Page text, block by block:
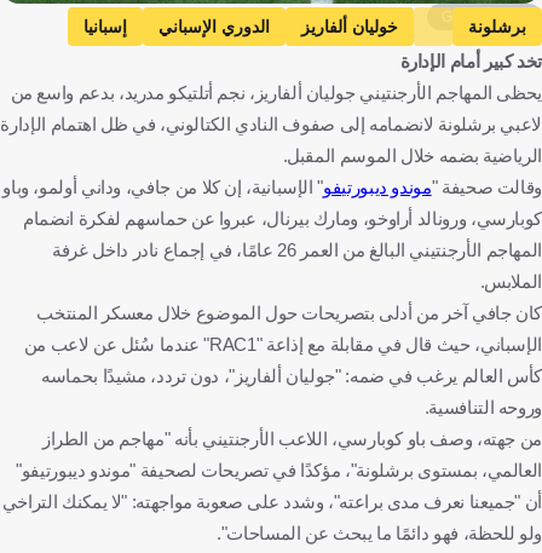
Getty Images
برشلونة خوليان ألفاريز الدوري الإسباني
إسبانيا
الأرجنتين
كرة قدم
تخد كبير أمام الإدارة
يحظى المهاجم الأرجنتيني جوليان ألفاريز، نجم أتلتيكو مدريد، بدعم واسع من
لاعبي برشلونة لانضمامه إلى صفوف النادي الكتالوني، في ظل اهتمام الإدارة
الرياضية بضمه خلال الموسم المقبل.
وقالت صحيفة "موندو ديبورتيفو" الإسبانية، إن كلا من جافي، وداني أولمو، وباو
كوبارسي، ورونالد أراوخو، ومارك بيرنال، عبروا عن حماسهم لفكرة انضمام
المهاجم الأرجنتيني البالغ من العمر 26 عامًا، في إجماع نادر داخل غرفة
الملابس.
كان جافي آخر من أدلى بتصريحات حول الموضوع خلال معسكر المنتخب
الإسباني، حيث قال في مقابلة مع إذاعة "RAC1" عندما سُئل عن لاعب من
كأس العالم يرغب في ضمه: "جوليان ألفاريز"، دون تردد، مشيدًا بحماسه
وروحه التنافسية.
من جهته، وصف باو كوبارسي، اللاعب الأرجنتيني بأنه "مهاجم من الطراز
العالمي، بمستوى برشلونة"، مؤكدًا في تصريحات لصحيفة "موندو ديبورتيفو"
أن "جميعنا نعرف مدى براعته"، وشدد على صعوبة مواجهته: "لا يمكنك التراخي
ولو للحظة، فهو دائمًا ما يبحث عن المساحات".